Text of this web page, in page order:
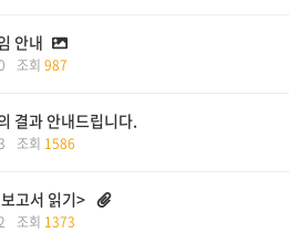
안내
조회 987
결과 안내드립니다.
조회 1586
고서 읽기>
조회 1373